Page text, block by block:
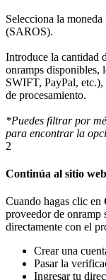
Selecciona la moneda
(SAROS).
Introduce la cantidad
onramps disponibles,
SWIFT, PayPal,
de procesamiento.
*Puedes filtrar por
para encontrar la
2
Continúa al sitio
Cuando hagas clic en
proveedor de onramp
directamente con el
Crear una
Pasar la
Ingresar tu